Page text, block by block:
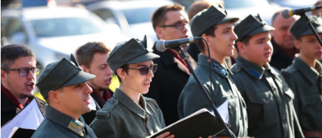
Реконструкція подій 1 листопада
1918 року у Львові